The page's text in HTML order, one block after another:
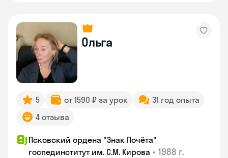
Ольга
5 от 1590 ₽ за урок
31 год опыта
4 отзыва
Псковский ордена "Знак Почёта"
госпединститут им. С.М. Кирова • 1988 г.